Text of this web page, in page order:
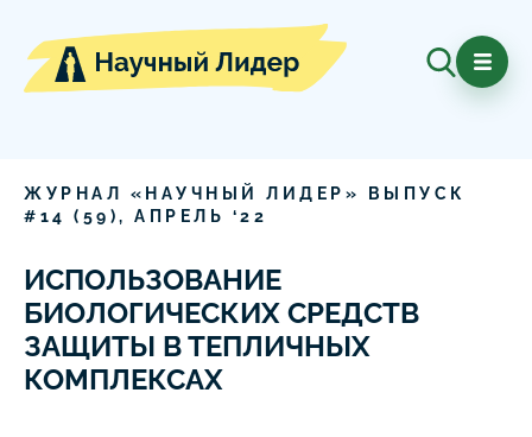
ЖУРНАЛ «НАУЧНЫЙ ЛИДЕР» ВЫПУСК
# 14 ( 59 ), АПРЕЛЬ ‘22
ИСПОЛЬЗОВАНИЕ
БИОЛОГИЧЕСКИХ СРЕДСТВ
ЗАЩИТЫ В ТЕПЛИЧНЫХ
КОМПЛЕКСАХ